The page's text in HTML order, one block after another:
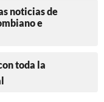
noticias de
e
toda la